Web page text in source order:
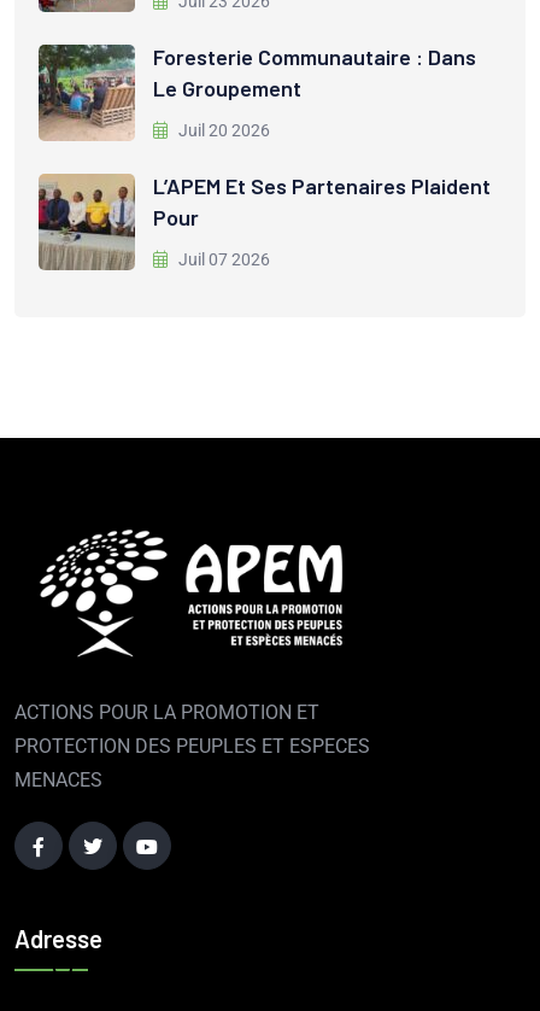
Foresterie Communautaire : Dans
Le Groupement
Juil 20 2026
L’APEM Et Ses Partenaires Plaident
Pour
Juil 07 2026
ACTIONS POUR LA PROMOTION ET
PROTECTION DES PEUPLES ET ESPECES
MENACES
Adresse